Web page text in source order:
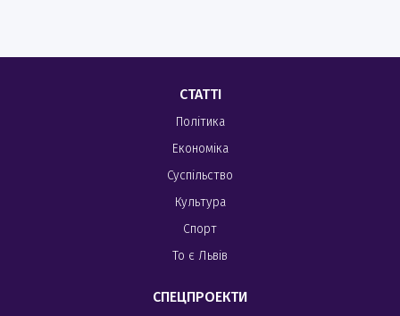
СТАТТІ
Політика
Економіка
Суспільство
Культура
Спорт
То є Львів
СПЕЦПРОЕКТИ